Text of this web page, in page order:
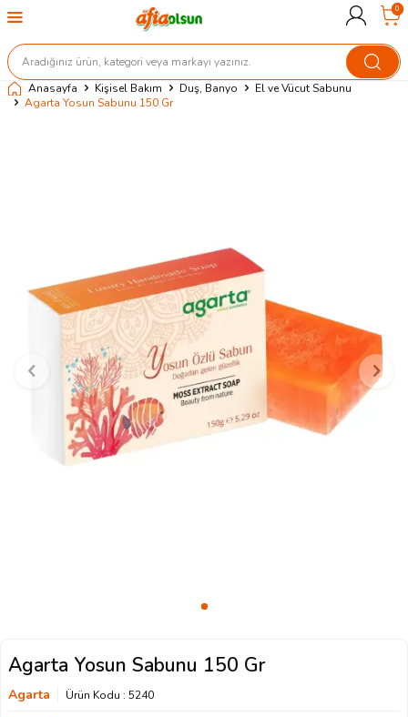
0
Anasayfa Kişisel Bakım Duş, Banyo
El ve Vücut Sabunu
Agarta Yosun Sabunu 150 Gr
Agarta Yosun Sabunu 150 Gr
Agarta Ürün Kodu : 5240